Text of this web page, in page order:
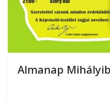
Almanap